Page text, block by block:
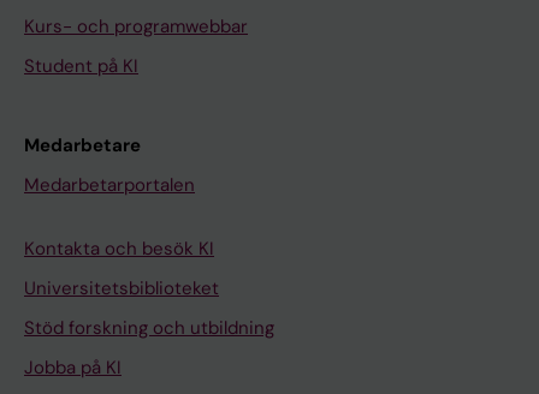
Kurs- och programwebbar
Student på KI
Medarbetare
Medarbetarportalen
Kontakta och besök KI
Universitetsbiblioteket
Stöd forskning och utbildning
Jobba på KI